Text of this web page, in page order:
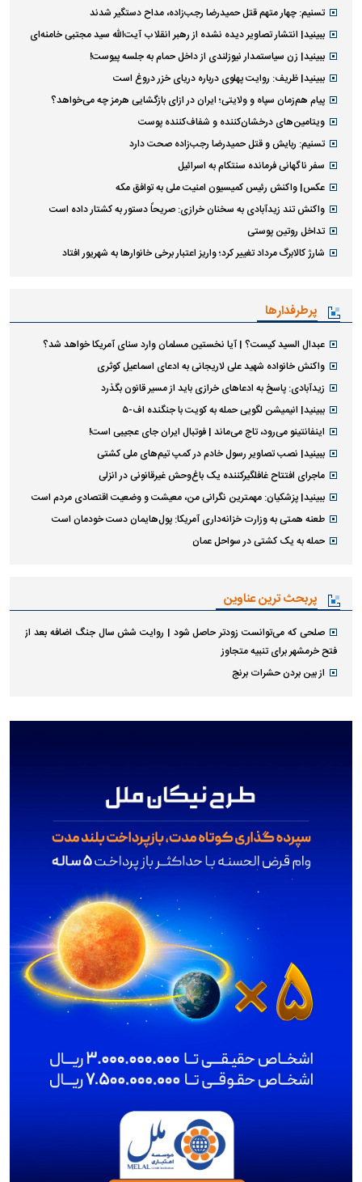
تسنیم: چهار متهم قتل حمیدرضا رجب‌زاده، مداح دستگیر شدند
ببینید| انتشار تصاویر دیده نشده از رهبر انقلاب آیت‌الله سید مجتبی خامنه‌ای
ببینید| زن سیاستمدار نیوزلندی از داخل حمام به جلسه پیوست!
ببینید| ظریف: روایت پهلوی درباره دریای خزر دروغ است
پیام هم‌زمان سپاه و ولایتی؛ ایران در ازای بازگشایی هرمز چه می‌خواهد؟
ویتامین‌های درخشان‌کننده و شفاف‌کننده پوست
تسنیم: ربایش و قتل حمیدرضا رجب‌زاده صحت دارد
سفر ناگهانی فرمانده سنتکام به اسرائیل
عکس| واکنش رئیس کمیسیون امنیت ملی به توافق مکه
واکنش تند زیدآبادی به سخنان خرازی: صریحاً دستور به کشتار داده است
تداخل روتین پوستی
شارژ کالابرگ مرداد تغییر کرد؛ واریز اعتبار برخی خانوار‌ها به شهریور افتاد
پرطرفدارها
عبدال السید کیست؟ | آیا نخستین مسلمان وارد سنای آمریکا خواهد شد؟
واکنش خانواده شهید علی لاریجانی به ادعای اسماعیل کوثری
زیدآبادی: پاسخ به ادعا‌های خرازی باید از مسیر قانون بگذرد
ببینید| انیمیشن لگویی حمله به کویت با جنگنده اف-۵
اینفانتینو می‌رود، تاج می‌ماند | فوتبال ایران جای عجیبی است!
ببینید| نصب تصاویر رسول خادم در کمپ تیم‌های ملی کشتی
ماجرای افتتاح غافلگیرکننده یک باغ‌وحش غیرقانونی در انزلی
ببینید| پزشکیان: مهمترین نگرانی من، معیشت و وضعیت اقتصادی مردم است
طعنه همتی به وزارت خزانه‌داری آمریکا: پول‌هایمان دست خودمان است
حمله به یک کشتی در سواحل عمان
پربحث ترین عناوین
صلحی که می‌توانست زودتر حاصل شود | روایت شش سال جنگ اضافه بعد از
فتح خرمشهر برای تنبیه متجاوز
از بین بردن حشرات برنج